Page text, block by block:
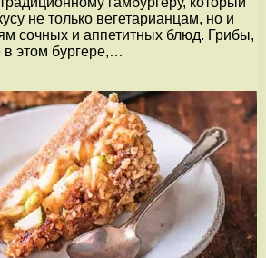
не только вегетарианцам, но и
сочных и аппетитных блюд. Грибы,
этом бургере,…